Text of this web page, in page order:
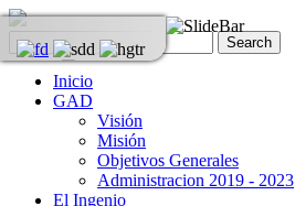
Inicio
GAD
Visión
Misión
Objetivos Generales
Administracion 2019 - 2023
El Ingenio